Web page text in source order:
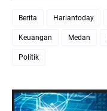
Berita Hariantoday
Keuangan Medan
Politik